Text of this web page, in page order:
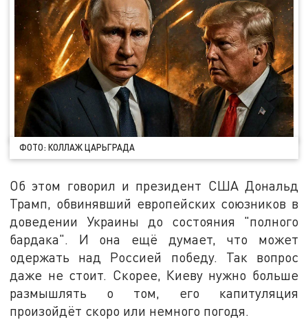
ФОТО: КОЛЛАЖ ЦАРЬГРАДА
Об этом говорил и президент США Дональд
Трамп, обвинявший европейских союзников в
доведении Украины до состояния "полного
бардака". И она ещё думает, что может
одержать над Россией победу. Так вопрос
даже не стоит. Скорее, Киеву нужно больше
размышлять о том, его капитуляция
произойдёт скоро или немного погодя.